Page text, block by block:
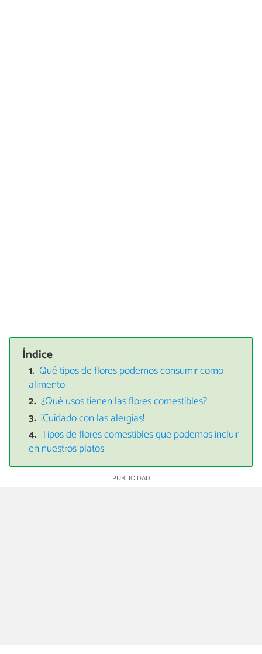
Índice
Qué tipos de flores podemos consumir como
alimento
¿Qué usos tienen las flores comestibles?
¡Cuidado con las alergias!
Tipos de flores comestibles que podemos incluir
en nuestros platos